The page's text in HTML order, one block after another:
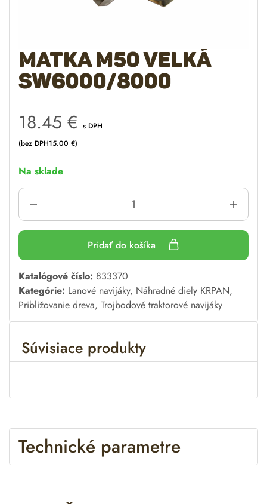
Matka M50 velká
SW6000/8000
18.45 € s DPH
(bez DPH15.00 €)
Na sklade
Pridať do košíka
A
l
t
e
n
a
Katalógové číslo: 833370
Kategórie: Lanové navijáky, Náhradné diely KRPAN,
Približovanie dreva, Trojbodové traktorové navijáky
Súvisiace produkty
Technické parametre